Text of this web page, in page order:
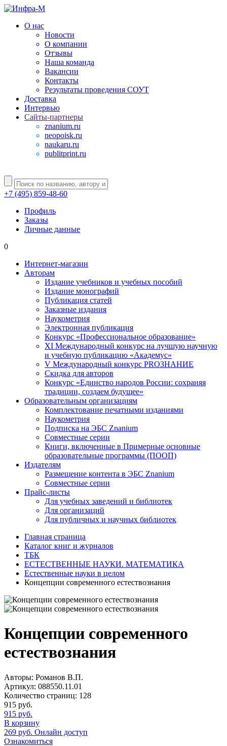
О нас
Новости
О компании
Отзывы
Наша команда
Вакансии
Контакты
Результаты проведения СОУТ
Доставка
Интервью
Сайты-партнеры
znanium.ru
neopoisk.ru
naukaru.ru
publitprint.ru
+7 (495) 859-48-60
Профиль
Заказы
Личные данные
0
Интернет-магазин
Авторам
Издание учебников и учебных пособий
Издание монографий
Публикация статей
Заказные издания
Наукометрия
Электронная публикация
Конкурс «Профессиональное образование»
XI Международный конкурс на лучшую научную
и учебную публикацию «Академус»
V Международный конкурс PROЗНАНИЕ
Скидка для авторов
Конкурс «Единство народов России: сохраняя
традиции, создаем будущее»
Образовательным организациям
Комплектование печатными изданиями
Наукометрия
Подписка на ЭБС Znanium
Совместные серии
Книги, включенные в Примерные основные
образовательные программы (ПООП)
Издателям
Размещение контента в ЭБС Znanium
Совместные серии
Прайс-листы
Для учебных заведений и библиотек
Для организаций
Для публичных и научных библиотек
Главная страница
Каталог книг и журналов
ТБК
ЕСТЕСТВЕННЫЕ НАУКИ. МАТЕМАТИКА
Естественные науки в целом
Концепции современного естествознания
Концепции современного
естествознания
Авторы: Романов В.П.
Артикул: 088550.11.01
Количество страниц: 128
915 руб.
915 руб.
В корзину
269 руб. Онлайн доступ
Ознакомиться